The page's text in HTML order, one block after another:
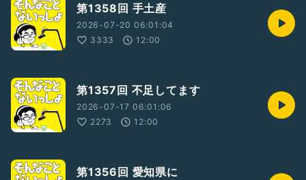
第1358回 手土産
2026-07-20 06:01:04
3333
12:00
第1357回 不足してます
2026-07-17 06:01:06
2273
12:00
第1356回 愛知県に